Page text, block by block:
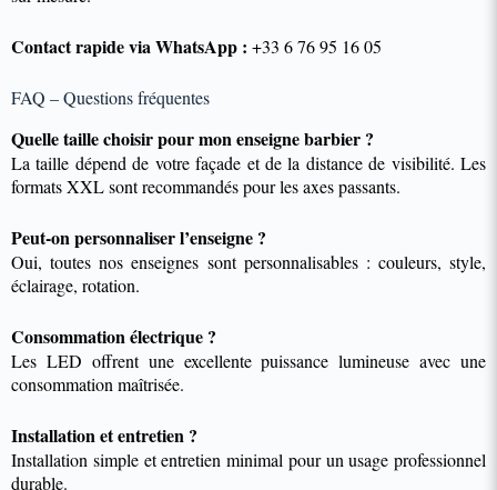
Contact rapide via WhatsApp : +33 6 76 95 16 05
FAQ – Questions fréquentes
Quelle taille choisir pour mon enseigne barbier ?
La taille dépend de votre façade et de la distance de visibilité. Les
formats XXL sont recommandés pour les axes passants.
Peut-on personnaliser l’enseigne ?
Oui, toutes nos enseignes sont personnalisables : couleurs, style,
éclairage, rotation.
Consommation électrique ?
Les LED offrent une excellente puissance lumineuse avec une
consommation maîtrisée.
Installation et entretien ?
Installation simple et entretien minimal pour un usage professionnel
durable.